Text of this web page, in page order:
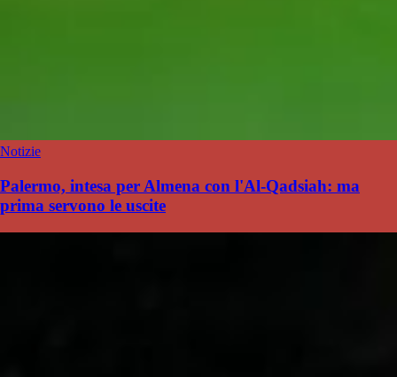
Notizie
Palermo, intesa per Almena con l'Al-Qadsiah: ma
prima servono le uscite